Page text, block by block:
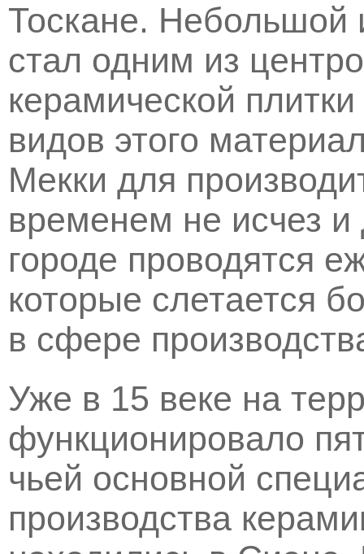
Тоскане. Небольшой
стал одним из
керамической
видов этого
Мекки для
временем не исчез и
городе проводятся
которые слетается
в сфере
Уже в 15 веке на
функционировало
чьей основной
производства